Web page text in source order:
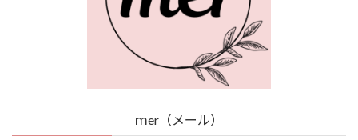
ｍer（メール）